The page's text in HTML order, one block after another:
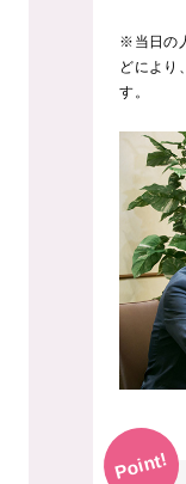
※当日の
どにより
す。
Point!